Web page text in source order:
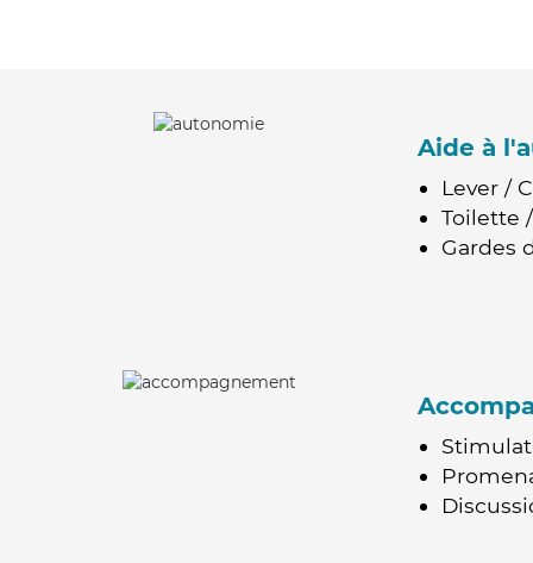
Aide à
Lever /
Toilette
Gardes